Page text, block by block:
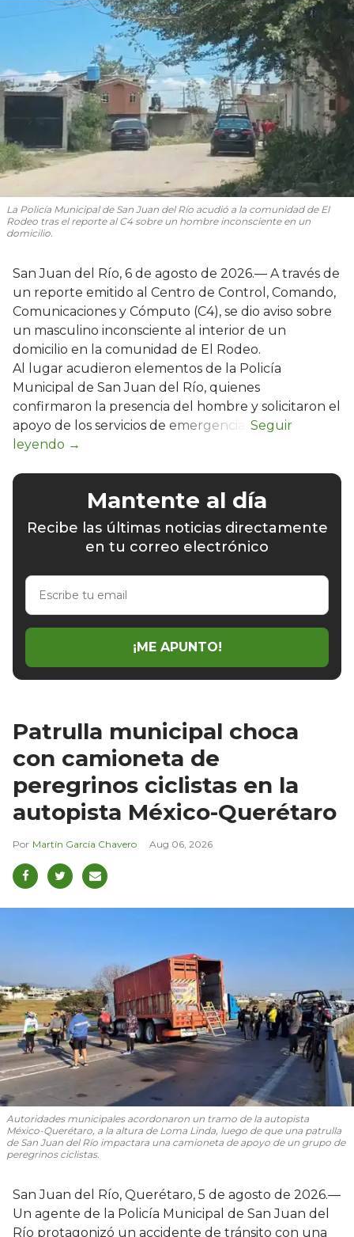
La Policía Municipal de San Juan del Río acudió a la comunidad de El
Rodeo tras el reporte al C4 sobre un hombre inconsciente en un
domicilio.
San Juan del Río, 6 de agosto de 2026.— A través de
un reporte emitido al Centro de Control, Comando,
Comunicaciones y Cómputo (C4), se dio aviso sobre
un masculino inconsciente al interior de un
domicilio en la comunidad de El Rodeo.
Al lugar acudieron elementos de la Policía
Municipal de San Juan del Río, quienes
confirmaron la presencia del hombre y solicitaron el
apoyo de los servicios de emergencia.
Mantente al día
Recibe las últimas noticias directamente
en tu correo electrónico
Escribe
email
¡ME APUNTO!
Patrulla municipal choca
con camioneta de
peregrinos ciclistas en la
autopista México-Querétaro
Martín García Chavero Aug 06, 2026
Autoridades municipales acordonaron un tramo de la autopista
México-Querétaro, a la altura de Loma Linda, luego de que una patrulla
de San Juan del Río impactara una camioneta de apoyo de un grupo de
peregrinos ciclistas.
San Juan del Río, Querétaro, 5 de agosto de 2026.—
Un agente de la Policía Municipal de San Juan del
Río protagonizó un accidente de tránsito con una